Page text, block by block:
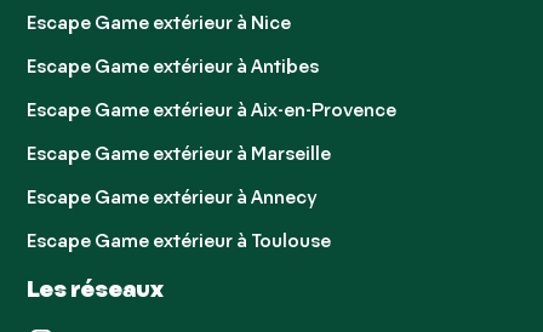
Escape Game extérieur à Nice
Escape Game extérieur à Antibes
Escape Game extérieur à Aix-en-Provence
Escape Game extérieur à Marseille
Escape Game extérieur à Annecy
Escape Game extérieur à Toulouse
Les réseaux